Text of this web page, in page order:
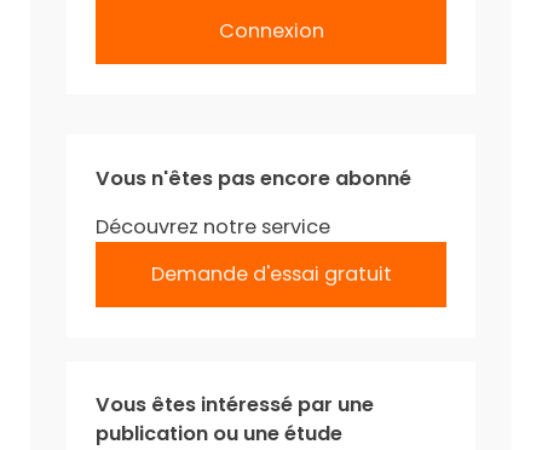
Connexion
Vous n'êtes pas encore abonné
Découvrez notre service
Demande d'essai gratuit
Vous êtes intéressé par une
publication ou une étude